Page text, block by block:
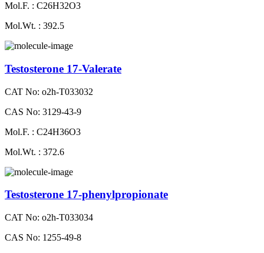
Mol.F. : C26H32O3
Mol.Wt. : 392.5
Testosterone 17-Valerate
CAT No: o2h-T033032
CAS No: 3129-43-9
Mol.F. : C24H36O3
Mol.Wt. : 372.6
Testosterone 17-phenylpropionate
CAT No: o2h-T033034
CAS No: 1255-49-8